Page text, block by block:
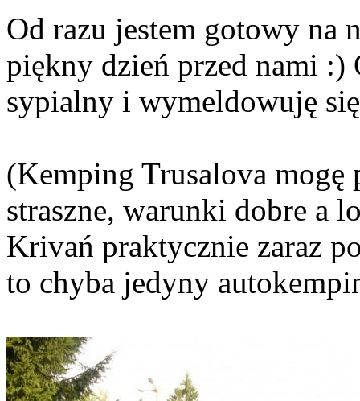
Od razu jestem gotowy na
piękny dzień przed nami :)
sypialny i wymeldowuję
(Kemping Trusalova mogę
straszne, warunki dobre a
Krivań praktycznie zaraz
to chyba jedyny